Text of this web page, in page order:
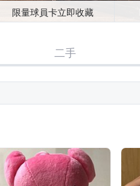
限量球員卡立即收藏
二手